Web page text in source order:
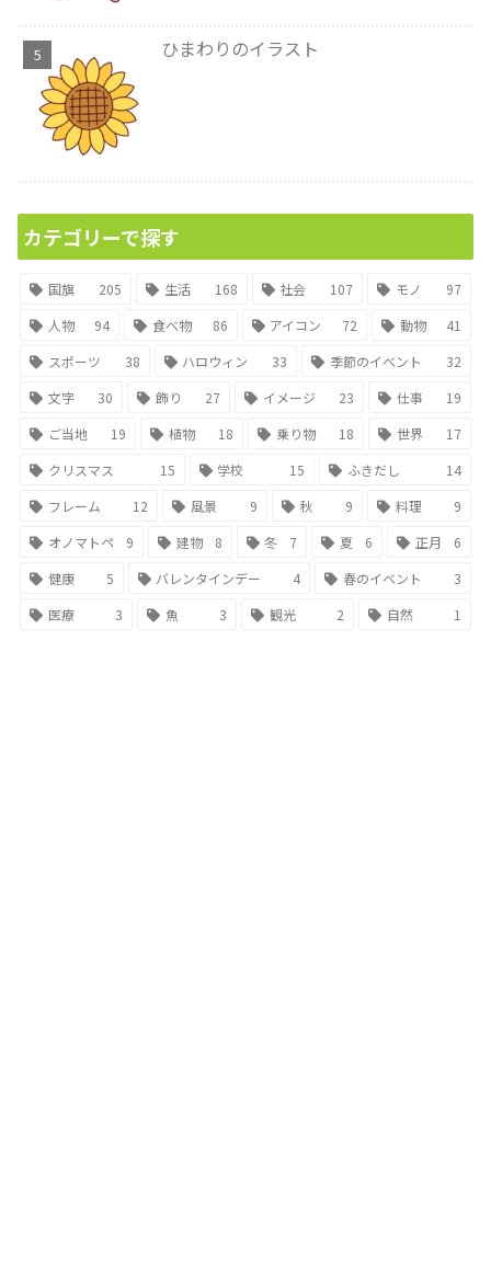
ひまわりのイラスト
カテゴリーで探す
国旗 205 生活 168 社会 107 モノ
97
人物
94 食べ物 86 アイコン 72 動物
41
スポーツ
38 ハロウィン 33 季節のイベント
32
文字
30 飾り 27 イメージ 23 仕事
19
ご当地
19 植物 18 乗り物 18 世界
17
クリスマス
15 学校 15 ふきだし
14
フレーム
12 風景 9 秋 9 料理
9
オノマトペ
9 建物 8 冬 7 夏 6 正月
6
健康
5 バレンタインデー 4 春のイベント
3
医療
3 魚 3 観光 2 自然 1